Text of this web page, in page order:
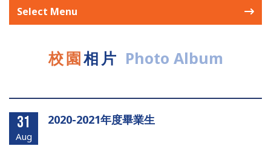
Select Menu
校園相片 Photo Album
31
Aug
2020-2021年度畢業生